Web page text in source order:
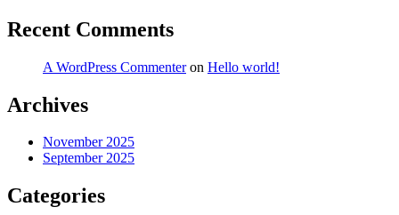
Recent Comments
A WordPress Commenteron Hello world!
Archives
November 2025
September 2025
Categories